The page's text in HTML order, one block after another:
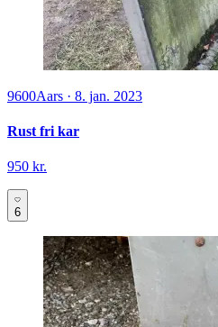
9600Aars · 8. jan. 2023
Rust fri kar
950 kr.
6